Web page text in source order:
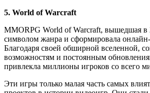
5. World of Warcraft
MMORPG World of Warcraft, вышедшая в
символом жанра и сформировала
Благодаря своей обширной вселенной,
возможностям и постоянным
привлекла миллионы игроков со всего
Эти игры только малая часть самых